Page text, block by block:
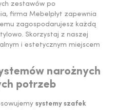
zestawów po
firma Mebelpłyt zapewnia
zagospodarujesz każdą
Skorzystaj z naszej
i estetycznym miejscem
narożnych
potrzeb
systemy szafek